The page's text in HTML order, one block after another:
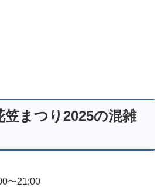
笠まつり2025の混雑
〜21:00